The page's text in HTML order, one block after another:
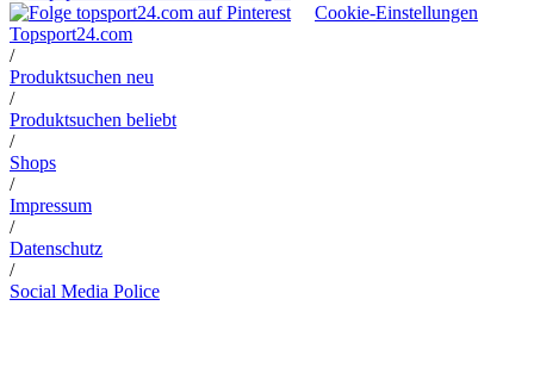
Cookie-Einstellungen
Topsport24.com
/
Produktsuchen neu
/
Produktsuchen beliebt
/
Shops
/
Impressum
/
Datenschutz
/
Social Media Police